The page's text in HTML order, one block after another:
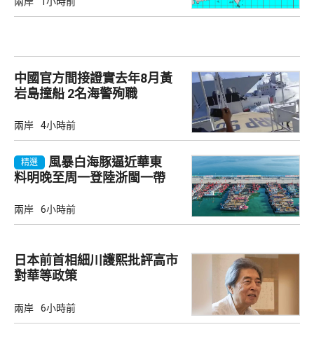
中國官方間接證實去年8月黃
岩島撞船 2名海警殉職
兩岸 4小時前
精選
風暴白海豚逼近華東
料明晚至周一登陸浙閩一帶
兩岸 6小時前
日本前首相細川護熙批評高市
對華等政策
兩岸 6小時前